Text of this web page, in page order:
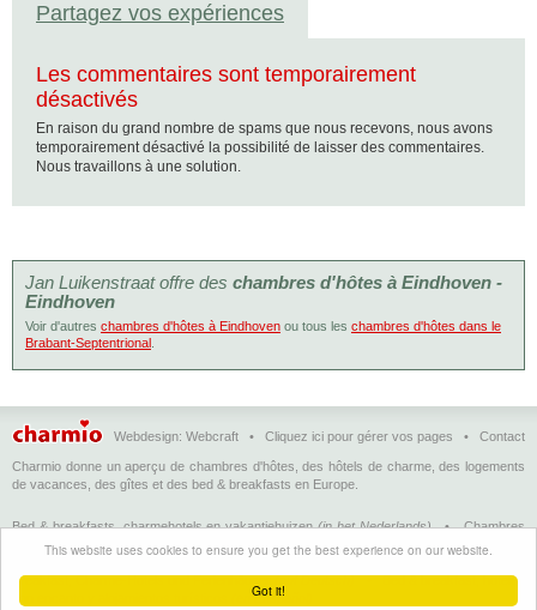
Got it!
This website uses cookies to ensure you get the best experience on our website.
Partagez vos expériences
Les commentaires sont temporairement
désactivés
En raison du grand nombre de spams que nous recevons, nous avons
temporairement désactivé la possibilité de laisser des commentaires.
Nous travaillons à une solution.
Jan Luikenstraat offre des chambres d'hôtes à Eindhoven -
Eindhoven
Voir d'autres chambres d'hôtes à Eindhoven ou tous les chambres d'hôtes dans le
Brabant-Septentrional
Webdesign: Webcraft • Cliquez ici pour gérer vos pages • Contact
Charmio donne un aperçu de chambres d'hôtes, des hôtels de charme, des logements
de vacances, des gîtes et des bed & breakfasts en Europe.
Bed & breakfasts, charmehotels en vakantiehuizen (in het Nederlands)•Chambres
d'hôtes, hôtels de charme et logements de vacances
(en français) •
breakfasts, charming hotels and holiday accommodations
Breakfast, Charme-Hotels und Ferienhäuser (auf Deutsch)•Bed & breakfast, hoteles
(en Enspañol)